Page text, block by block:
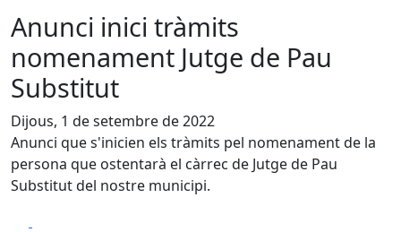
Anunci inici tràmits
nomenament Jutge de Pau
Substitut
Dijous, 1 de setembre de 2022
Anunci que s'inicien els tràmits pel nomenament de la
persona que ostentarà el càrrec de Jutge de Pau
Substitut del nostre municipi.